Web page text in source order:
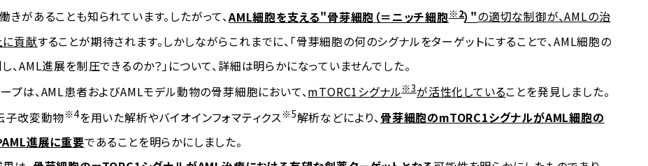
きがあることも知られています。したがって、AML細胞を支える"骨芽細胞（＝ニッチ細胞※2）"の適切な制御が、AMLの治
貢献することが期待されます。しかしながらこれまでに、「骨芽細胞の何のシグナルをターゲットにすることで、AML細胞の
、AML進展を制圧できるのか？」について、詳細は明らかになっていませんでした。
プは、AML患者およびAMLモデル動物の骨芽細胞において、mTORC1シグナル※3が活性化していることを発見しました。
子改変動物※4を用いた解析やバイオインフォマティクス※5解析などにより、骨芽細胞のmTORC1シグナルがAML細胞の
進展に重要であることを明らかにしました。